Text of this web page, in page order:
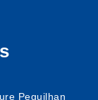
Peguilhan